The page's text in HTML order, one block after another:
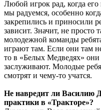
Любой игрок рад, когда
мы радуемся, особенно
закрепились и приносили
зависит. Значит, не просто
молодежной команды
играют там. Если они там
то в «Белых Медведях» они
заслуживают. Молодые
смотрят и чему-то учатся.
Не навредит ли Василию
практики в «Тракторе»?